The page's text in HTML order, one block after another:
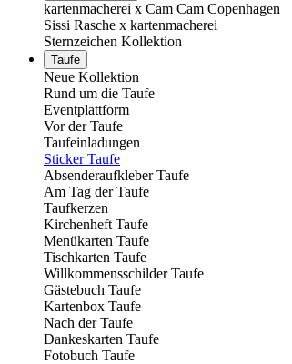
kartenmacherei x Cam Cam Copenhagen
Sissi Rasche x kartenmacherei
Sternzeichen Kollektion
Taufe
Neue Kollektion
Rund um die Taufe
Eventplattform
Vor der Taufe
Taufeinladungen
Sticker Taufe
Absenderaufkleber Taufe
Am Tag der Taufe
Taufkerzen
Kirchenheft Taufe
Menükarten Taufe
Tischkarten Taufe
Willkommensschilder Taufe
Gästebuch Taufe
Kartenbox Taufe
Nach der Taufe
Dankeskarten Taufe
Fotobuch Taufe